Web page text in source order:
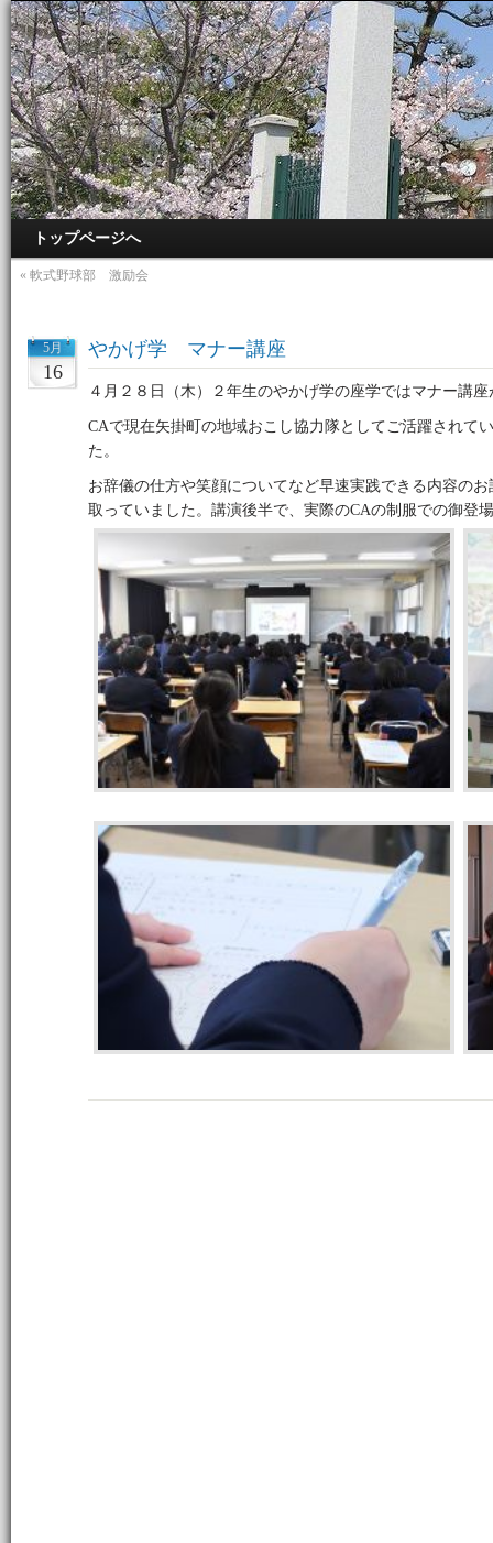
トップページへ
« 軟式野球部 激励会
5月
16
やかげ学 マナー講座
４月２８日（木）２年生のやかげ学の座学ではマナー講
CAで現在矢掛町の地域おこし協力隊としてご活躍されて
た。
お辞儀の仕方や笑顔についてなど早速実践できる内容の
取っていました。講演後半で、実際のCAの制服での御登